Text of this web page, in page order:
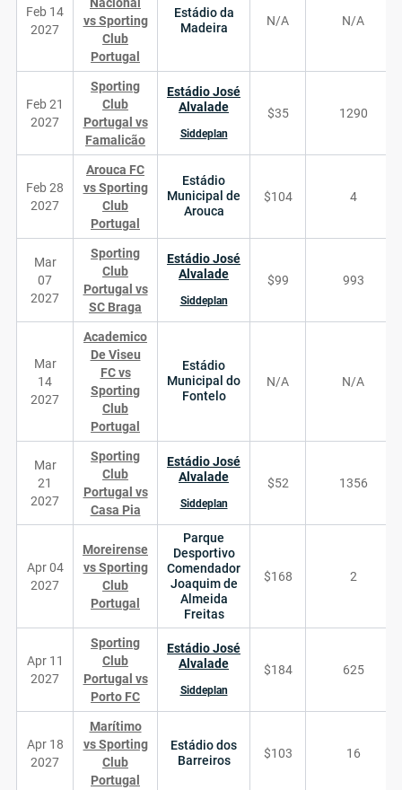
Feb 14
2027
vs Sporting
Club
Portugal
Estádio da
Madeira
N/A N/A
Feb 21
2027
Sporting
Club
Portugal vs
Famalicão
Estádio José
Alvalade
Siddeplan
$35 1290
Feb 28
2027
Arouca FC
vs Sporting
Club
Portugal
Estádio
Municipal de
Arouca
$104 4
Mar
07
2027
Sporting
Club
Portugal vs
SC Braga
Estádio José
Alvalade
Siddeplan
$99 993
Mar
14
2027
Academico
De Viseu
FC vs
Sporting
Club
Portugal
Estádio
Municipal do
Fontelo
N/A N/A
Mar
21
2027
Sporting
Club
Portugal vs
Casa Pia
Estádio José
Alvalade
Siddeplan
$52 1356
Apr 04
2027
Moreirense
vs Sporting
Club
Portugal
Parque
Desportivo
Comendador
Joaquim de
Almeida
Freitas
$168 2
Apr 11
2027
Sporting
Club
Portugal vs
Porto FC
Estádio José
Alvalade
Siddeplan
$184 625
Apr 18
2027
Marítimo
vs Sporting
Club
Portugal
Estádio dos
Barreiros
$103 16